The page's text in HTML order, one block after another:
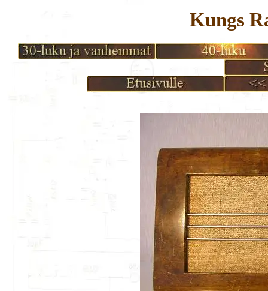
Kungs